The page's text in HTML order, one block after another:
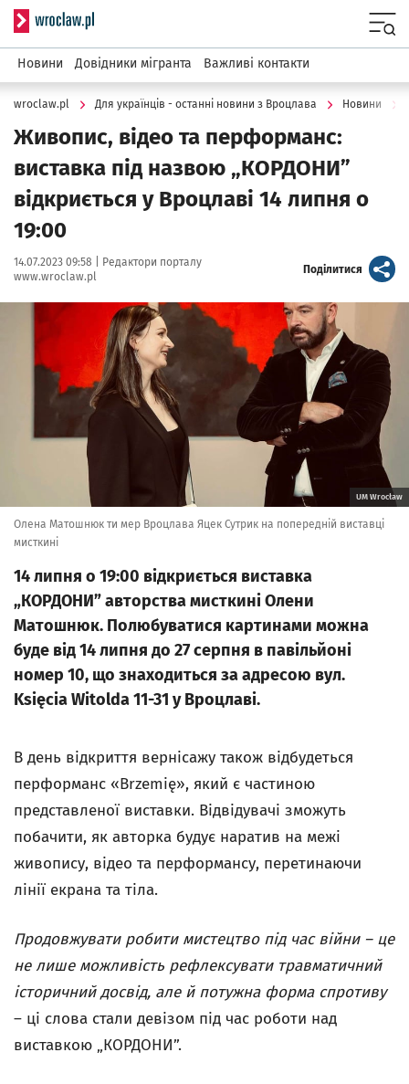
Serwis informacyjny wroclaw.pl
Новини Довідники мігранта Важливі контакти
wroclaw.pl Для українців - останні новини з Вроцлава Новини
Живопис, відео та перформанс:
виставка під назвою „КОРДОНИ”
відкриється у Вроцлаві 14 липня о
19:00
Data publikacji:
14.07.2023 09:58 | Autor:
Редактори порталу
www.wroclaw.pl
Поділитися artykuł
Kliknij, aby powiększyć
UM Wrocław
Олена Матошнюк ти мер Вроцлава Яцек Сутрик на попередній виставці
мисткині
14 липня о 19:00 відкриється виставка
„КОРДОНИ” авторства мисткині Олени
Матошнюк. Полюбуватися картинами можна
буде від 14 липня до 27 серпня в павільйоні
номер 10, що знаходиться за адресою вул.
Księcia Witolda 11-31 у Вроцлаві.
В день відкриття вернісажу також відбудеться
перформанс «Brzemię», який є частиною
представленої виставки. Відвідувачі зможуть
побачити, як авторка будує наратив на межі
живопису, відео та перформансу, перетинаючи
лінії екрана та тіла.
Продовжувати робити мистецтво під час війни – це
не лише можливість рефлексувати травматичний
історичний досвід, але й потужна форма спротиву
– ці слова стали девізом під час роботи над
виставкою „КОРДОНИ”.